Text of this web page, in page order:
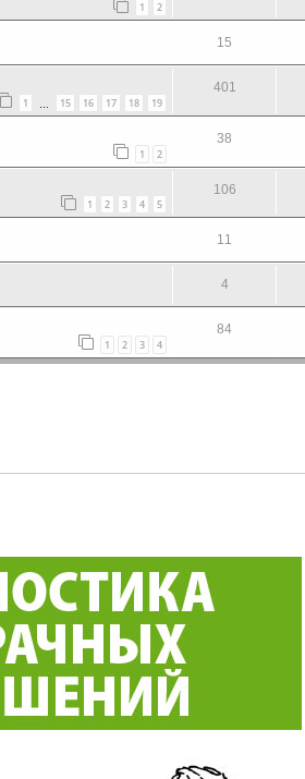
1 2
15
1 15 16 17 18 19
401
1 2
38
1 2 3 4 5
106
11
4
1 2 3 4
84